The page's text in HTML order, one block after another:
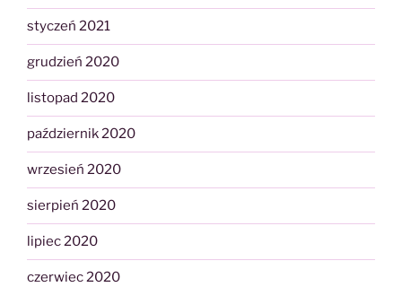
styczeń 2021
grudzień 2020
listopad 2020
październik 2020
wrzesień 2020
sierpień 2020
lipiec 2020
czerwiec 2020